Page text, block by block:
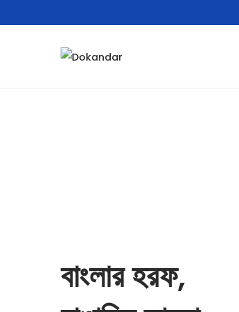
বাংলার হরফ,